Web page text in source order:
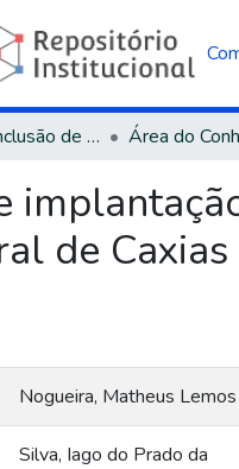
Trabalhos de Conclusão de Curso
de
Nogueira, Matheus Lemos
Silva, Iago do Prado da